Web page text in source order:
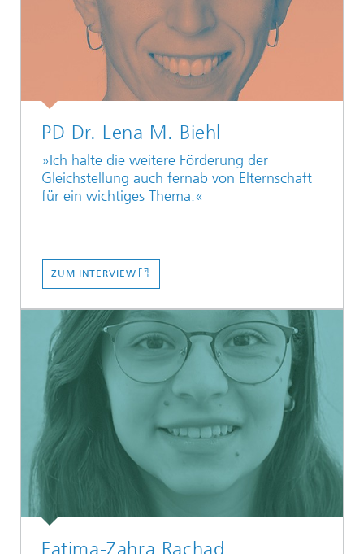
PD Dr. Lena M. Biehl
»Ich halte die weitere Förderung der
Gleichstellung auch fernab von Elternschaft
für ein wichtiges Thema.«
ZUM INTERVIEW
Fatima-Zahra Rachad